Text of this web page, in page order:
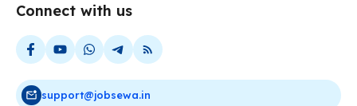
Connect with us
support@jobsewa.in